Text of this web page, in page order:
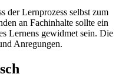
der Lernprozess selbst zum
an Fachinhalte sollte ein
Lernens gewidmet sein. Die
Anregungen.